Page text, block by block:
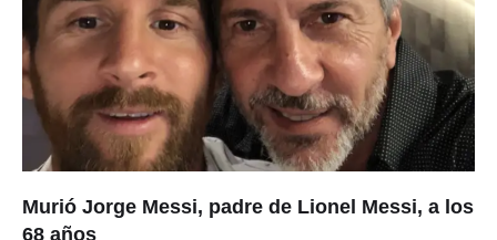
Murió Jorge Messi, padre de Lionel Messi, a los
68 años